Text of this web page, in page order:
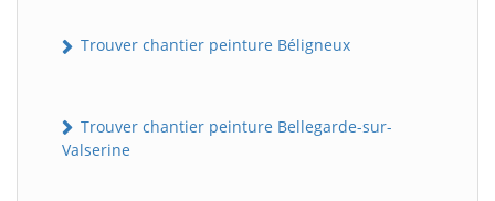
Trouver chantier peinture Béligneux
Trouver chantier peinture Bellegarde-sur-
Valserine